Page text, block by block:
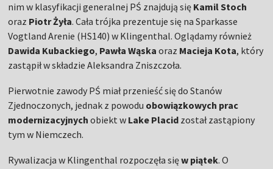
nim w klasyfikacji generalnej PŚ znajdują się Kamil Stoch
oraz Piotr Żyła. Cała trójka prezentuje się na Sparkasse
Vogtland Arenie (HS140) w Klingenthal. Oglądamy również
Dawida Kubackiego, Pawła Wąska oraz Macieja Kota, który
zastąpił w składzie Aleksandra Zniszczoła.
Pierwotnie zawody PŚ miał przenieść się do Stanów
Zjednoczonych, jednak z powodu obowiązkowych prac
modernizacyjnych obiekt w Lake Placid został zastąpiony
tym w Niemczech.
Rywalizacja w Klingenthal rozpoczęła sięw piątek. O